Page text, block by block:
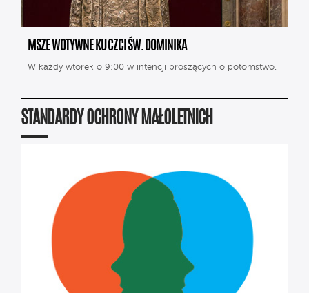
MSZE WOTYWNE KU CZCI ŚW. DOMINIKA
W każdy wtorek o 9:00 w intencji proszących o potomstwo.
STANDARDY OCHRONY MAŁOLETNICH